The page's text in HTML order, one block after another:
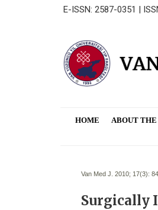
E-ISSN: 2587-0351 |
HOME ABOUT
Van Med J. 2010; 17(3):
Surgically